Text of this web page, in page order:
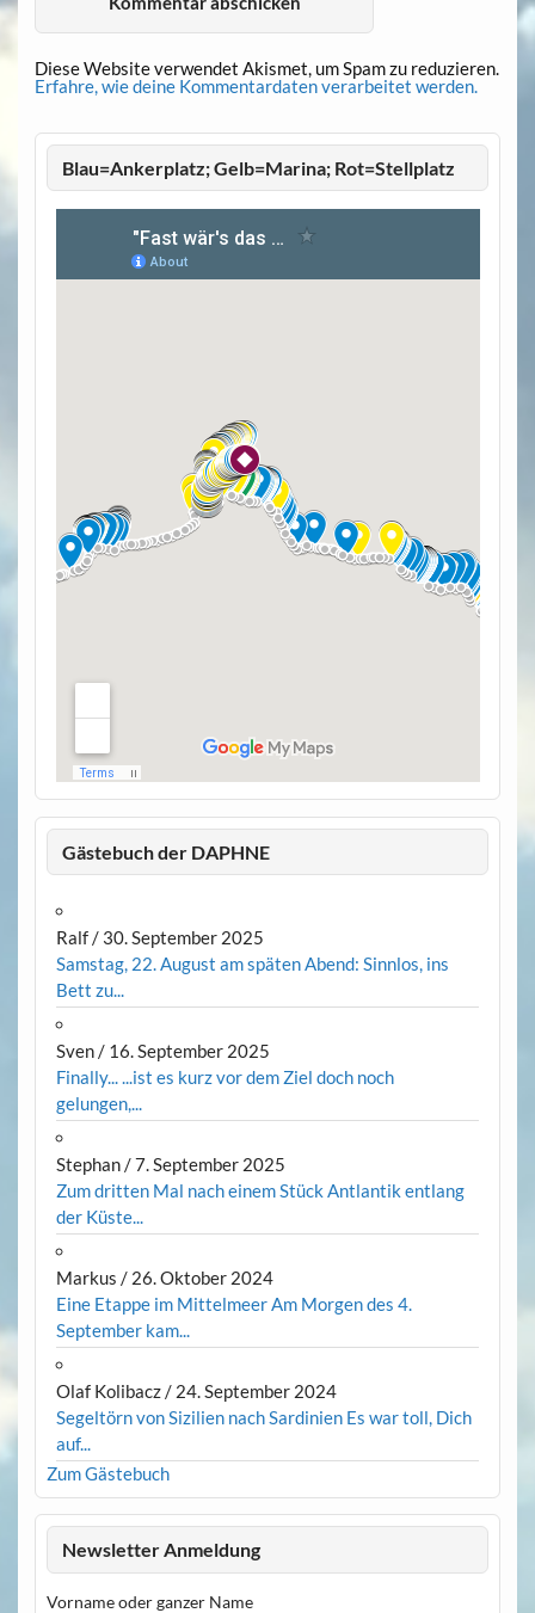
Diese Website verwendet Akismet, um Spam zu reduzieren.
Erfahre, wie deine Kommentardaten verarbeitet werden.
Blau=Ankerplatz; Gelb=Marina; Rot=Stellplatz
Gästebuch der DAPHNE
Ralf/ 30. September 2025
Samstag, 22. August am späten Abend: Sinnlos, ins
Bett zu...
Sven/ 16. September 2025
Finally... ...ist es kurz vor dem Ziel doch noch
gelungen,...
Stephan/7. September 2025
Zum dritten Mal nach einem Stück Antlantik entlang
der Küste...
Markus / 26. Oktober 2024
Eine Etappe im Mittelmeer Am Morgen des 4.
September kam...
Olaf Kolibacz/ 24. September 2024
Segeltörn von Sizilien nach Sardinien Es war toll, Dich
auf...
Zum Gästebuch
Newsletter Anmeldung
Vorname oder ganzer Name